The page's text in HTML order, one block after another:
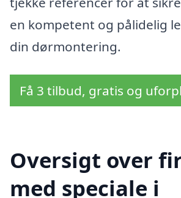
en kompetent og pålidelig
din dørmontering.
Få 3 tilbud, gratis og
Oversigt over
med speciale i